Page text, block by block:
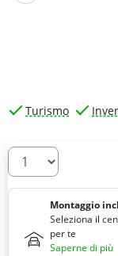
Turismo
Quantità
Montaggio
Seleziona il
per te
Saperne di più